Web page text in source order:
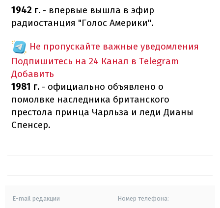
1942 г. - впервые вышла в эфир
радиостанция "Голос Америки".
Не пропускайте важные уведомления
Подпишитесь на 24 Канал в Telegram
Добавить
1981 г. - официально объявлено о
помолвке наследника британского
престола принца Чарльза и леди Дианы
Спенсер.
E-mail редакции Номер телефона: